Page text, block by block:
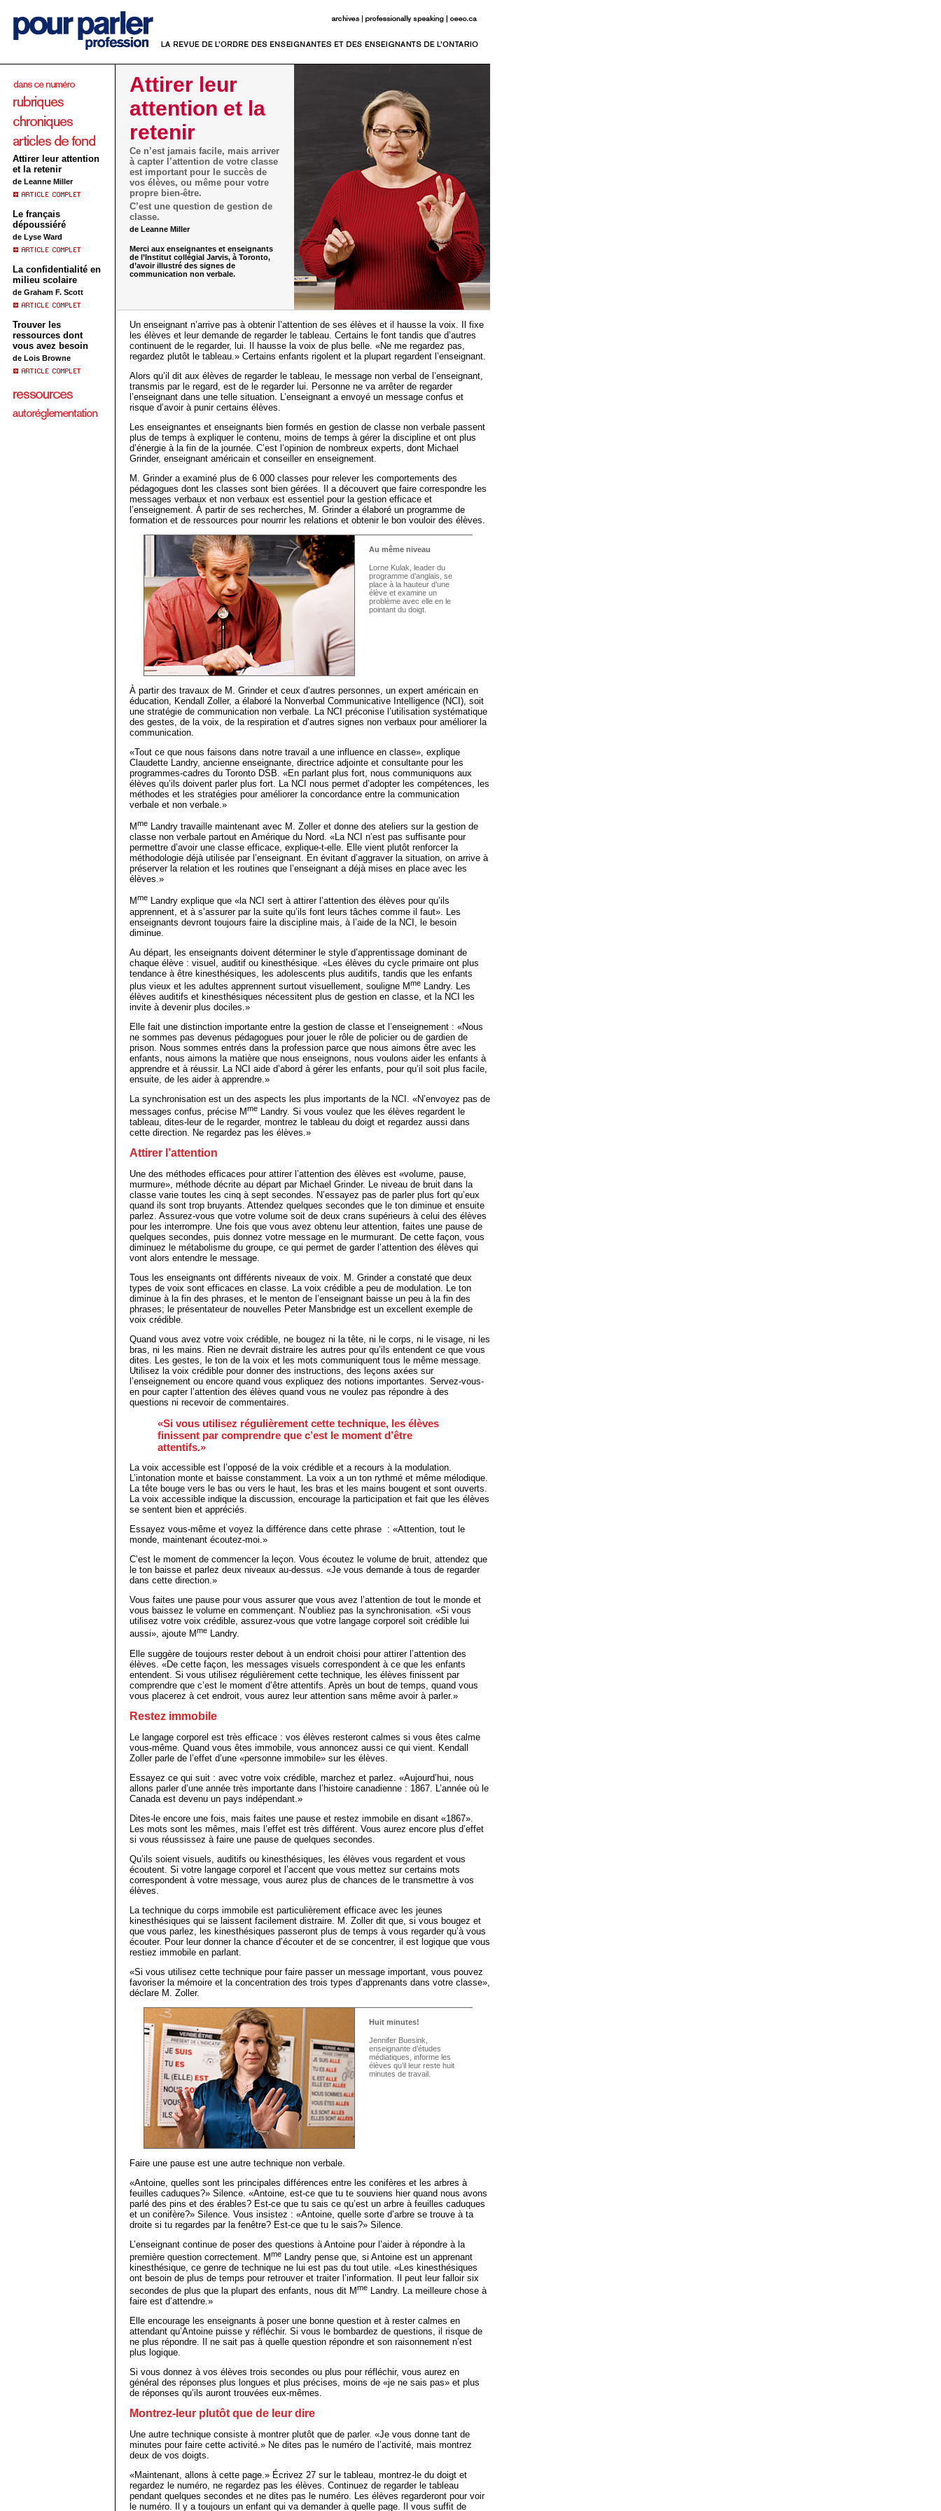
Attirer leur attention
et la retenir
de Leanne Miller
Le français
dépoussiéré
de Lyse Ward
La confidentialité en
milieu scolaire
de Graham F. Scott
Trouver les
ressources dont
vous avez besoin
de Lois Browne
Attirer leur
attention et la
retenir
Ce n’est jamais facile, mais arriver
à capter l’attention de votre classe
est important pour le succès de
vos élèves, ou même pour votre
propre bien-être.
C’est une question de gestion de
classe.
de Leanne Miller
Merci aux enseignantes et enseignants
de l’Institut collégial Jarvis, à Toronto,
d’avoir illustré des signes de
communication non verbale.
Un enseignant n’arrive pas à obtenir l’attention de ses élèves et il hausse la voix. Il fixe
les élèves et leur demande de regarder le tableau. Certains le font tandis que d’autres
continuent de le regarder, lui. Il hausse la voix de plus belle. «Ne me regardez pas,
regardez plutôt le tableau.» Certains enfants rigolent et la plupart regardent l’enseignant.
Alors qu’il dit aux élèves de regarder le tableau, le message non verbal de l’enseignant,
transmis par le regard, est de le regarder lui. Personne ne va arrêter de regarder
l’enseignant dans une telle situation. L’enseignant a envoyé un message confus et
risque d’avoir à punir certains élèves.
Les enseignantes et enseignants bien formés en gestion de classe non verbale passent
plus de temps à expliquer le contenu, moins de temps à gérer la discipline et ont plus
d’énergie à la fin de la journée. C’est l’opinion de nombreux experts, dont Michael
Grinder, enseignant américain et conseiller en enseignement.
M. Grinder a examiné plus de 6 000 classes pour relever les comportements des
pédagogues dont les classes sont bien gérées. Il a découvert que faire correspondre les
messages verbaux et non verbaux est essentiel pour la gestion efficace et
l’enseignement. À partir de ses recherches, M. Grinder a élaboré un programme de
formation et de ressources pour nourrir les relations et obtenir le bon vouloir des élèves.
Au même niveau
Lorne Kulak, leader du
programme d’anglais, se
place à la hauteur d’une
élève et examine un
problème avec elle en le
pointant du doigt.
À partir des travaux de M. Grinder et ceux d’autres personnes, un expert américain en
éducation, Kendall Zoller, a élaboré la Nonverbal Communicative Intelligence (NCI), soit
une stratégie de communication non verbale. La NCI préconise l’utilisation systématique
des gestes, de la voix, de la respiration et d’autres signes non verbaux pour améliorer la
communication.
«Tout ce que nous faisons dans notre travail a une influence en classe», explique
Claudette Landry, ancienne enseignante, directrice adjointe et consultante pour les
programmes-cadres du Toronto DSB. «En parlant plus fort, nous communiquons aux
élèves qu’ils doivent parler plus fort. La NCI nous permet d’adopter les compétences, les
méthodes et les stratégies pour améliorer la concordance entre la communication
verbale et non verbale.»
Mme Landry travaille maintenant avec M. Zoller et donne des ateliers sur la gestion de
classe non verbale partout en Amérique du Nord. «La NCI n’est pas suffisante pour
permettre d’avoir une classe efficace, explique-t-elle. Elle vient plutôt renforcer la
méthodologie déjà utilisée par l’enseignant. En évitant d’aggraver la situation, on arrive à
préserver la relation et les routines que l’enseignant a déjà mises en place avec les
élèves.»
Mme Landry explique que «la NCI sert à attirer l’attention des élèves pour qu’ils
apprennent, et à s’assurer par la suite qu’ils font leurs tâches comme il faut». Les
enseignants devront toujours faire la discipline mais, à l’aide de la NCI, le besoin
diminue.
Au départ, les enseignants doivent déterminer le style d’apprentissage dominant de
chaque élève : visuel, auditif ou kinesthésique. «Les élèves du cycle primaire ont plus
tendance à être kinesthésiques, les adolescents plus auditifs, tandis que les enfants
plus vieux et les adultes apprennent surtout visuellement, souligne Mme
Landry. Les
élèves auditifs et kinesthésiques nécessitent plus de gestion en classe, et la NCI les
invite à devenir plus dociles.»
Elle fait une distinction importante entre la gestion de classe et l’enseignement : «Nous
ne sommes pas devenus pédagogues pour jouer le rôle de policier ou de gardien de
prison. Nous sommes entrés dans la profession parce que nous aimons être avec les
enfants, nous aimons la matière que nous enseignons, nous voulons aider les enfants à
apprendre et à réussir. La NCI aide d’abord à gérer les enfants, pour qu’il soit plus facile,
ensuite, de les aider à apprendre.»
La synchronisation est un des aspects les plus importants de la NCI. «N’envoyez pas de
messages confus, précise Mme Landry. Si vous voulez que les élèves regardent le
tableau, dites-leur de le regarder, montrez le tableau du doigt et regardez aussi dans
cette direction. Ne regardez pas les élèves.»
Attirer l’attention
Une des méthodes efficaces pour attirer l’attention des élèves est «volume, pause,
murmure», méthode décrite au départ par Michael Grinder. Le niveau de bruit dans la
classe varie toutes les cinq à sept secondes. N’essayez pas de parler plus fort qu’eux
quand ils sont trop bruyants. Attendez quelques secondes que le ton diminue et ensuite
parlez. Assurez-vous que votre volume soit de deux crans supérieurs à celui des élèves
pour les interrompre. Une fois que vous avez obtenu leur attention, faites une pause de
quelques secondes, puis donnez votre message en le murmurant. De cette façon, vous
diminuez le métabolisme du groupe, ce qui permet de garder l’attention des élèves qui
vont alors entendre le message.
Tous les enseignants ont différents niveaux de voix. M. Grinder a constaté que deux
types de voix sont efficaces en classe. La voix crédible a peu de modulation. Le ton
diminue à la fin des phrases, et le menton de l’enseignant baisse un peu à la fin des
phrases; le présentateur de nouvelles Peter Mansbridge est un excellent exemple de
voix crédible.
Quand vous avez votre voix crédible, ne bougez ni la tête, ni le corps, ni le visage, ni les
bras, ni les mains. Rien ne devrait distraire les autres pour qu’ils entendent ce que vous
dites. Les gestes, le ton de la voix et les mots communiquent tous le même message.
Utilisez la voix crédible pour donner des instructions, des leçons axées sur
l’enseignement ou encore quand vous expliquez des notions importantes. Servez-vous-
en pour capter l’attention des élèves quand vous ne voulez pas répondre à des
questions ni recevoir de commentaires.
«Si vous utilisez régulièrement cette technique, les élèves
finissent par comprendre que c’est le moment d’être
attentifs.»
La voix accessible est l’opposé de la voix crédible et a recours à la modulation.
L’intonation monte et baisse cons­tamment. La voix a un ton rythmé et même mélodique.
La tête bouge vers le bas ou vers le haut, les bras et les mains bougent et sont ouverts.
La voix accessible indique la discussion, encourage la participation et fait que les élèves
se sentent bien et appréciés.
Essayez vous-même et voyez la différence dans cette phrase : «Attention, tout le
monde, maintenant écoutez-moi.»
C’est le moment de commencer la leçon. Vous écoutez le volume de bruit, attendez que
le ton baisse et parlez deux niveaux au-dessus. «Je vous demande à tous de regarder
dans cette direction.»
Vous faites une pause pour vous assurer que vous avez l’attention de tout le monde et
vous baissez le vo­lume en commençant. N’oubliez pas la synchronisation. «Si vous
utilisez votre voix crédible, assurez-vous que votre langage corporel soit crédible lui
aussi», ajoute Mme Landry.
Elle suggère de toujours rester debout à un endroit choisi pour attirer l’attention des
élèves. «De cette façon, les messages visuels correspondent à ce que les enfants
entendent. Si vous utilisez régulièrement cette technique, les élèves finissent par
comprendre que c’est le moment d’être attentifs. Après un bout de temps, quand vous
vous placerez à cet endroit, vous aurez leur attention sans même avoir à parler.»
Restez immobile
Le langage corporel est très efficace : vos élèves resteront calmes si vous êtes calme
vous-même. Quand vous êtes immobile, vous annoncez aussi ce qui vient. Kendall
Zoller parle de l’effet d’une «personne immobile» sur les élèves.
Essayez ce qui suit : avec votre voix crédible, marchez et parlez. «Aujourd’hui, nous
allons parler d’une année très importante dans l’histoire canadienne : 1867. L’année où le
Canada est devenu un pays indépendant.»
Dites-le encore une fois, mais faites une pause et restez immobile en disant «1867».
Les mots sont les mêmes, mais l’effet est très différent. Vous aurez encore plus d’effet
si vous réussissez à faire une pause de quelques secondes.
Qu’ils soient visuels, auditifs ou kinesthésiques, les élèves vous regardent et vous
écoutent. Si votre langage corporel et l’accent que vous mettez sur certains mots
correspondent à votre message, vous aurez plus de chances de le transmettre à vos
élèves.
La technique du corps immobile est particulièrement efficace avec les jeunes
kinesthésiques qui se laissent facilement distraire. M. Zoller dit que, si vous bougez et
que vous parlez, les kinesthésiques passeront plus de temps à vous regarder qu’à vous
écouter. Pour leur donner la chance d’écouter et de se concentrer, il est logique que vous
restiez immobile en parlant.
«Si vous utilisez cette technique pour faire passer un message important, vous pouvez
favoriser la mémoire et la concentration des trois types d’apprenants dans votre classe»,
déclare M. Zoller.
Huit minutes!
Jennifer Buesink,
enseignante d’études
médiatiques, informe les
élèves qu’il leur reste huit
minutes de travail.
Faire une pause est une autre technique non verbale.
«Antoine, quelles sont les principales différences entre les conifères et les arbres à
feuilles caduques?» Silence. «Antoine, est-ce que tu te souviens hier quand nous avons
parlé des pins et des érables? Est-ce que tu sais ce qu’est un arbre à feuilles caduques
et un conifère?» Silence. Vous insistez : «Antoine, quelle sorte d’arbre se trouve à ta
droite si tu regardes par la fenêtre? Est-ce que tu le sais?» Silence.
L’enseignant continue de poser des questions à Antoine pour l’aider à répondre à la
première question correctement. Mme
Landry pense que, si Antoine est un apprenant
kinesthésique, ce genre de technique ne lui est pas du tout utile. «Les kinesthésiques
ont besoin de plus de temps pour retrouver et traiter l’information. Il peut leur falloir six
secondes de plus que la plupart des enfants, nous dit Mme Landry. La meilleure chose à
faire est d’attendre.»
Elle encourage les enseignants à poser une bonne question et à rester calmes en
attendant qu’Antoine puisse y réfléchir. Si vous le bombardez de questions, il risque de
ne plus répondre. Il ne sait pas à quelle question répondre et son raisonnement n’est
plus logique.
Si vous donnez à vos élèves trois secondes ou plus pour réfléchir, vous aurez en
général des réponses plus longues et plus précises, moins de «je ne sais pas» et plus
de réponses qu’ils auront trouvées eux-mêmes.
Montrez-leur plutôt que de leur dire
Une autre technique consiste à montrer plutôt que de parler. «Je vous donne tant de
minutes pour faire cette activité.» Ne dites pas le numéro de l’activité, mais montrez
deux de vos doigts.
«Maintenant, allons à cette page.» Écrivez 27 sur le tableau, montrez-le du doigt et
regardez le numéro, ne regardez pas les élèves. Continuez de regarder le tableau
pendant quelques secondes et ne dites pas le numéro. Les élèves regarderont pour voir
le numéro. Il y a toujours un enfant qui va demander à quelle page. Il vous suffit de